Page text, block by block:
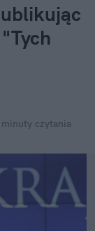
minuty czytania